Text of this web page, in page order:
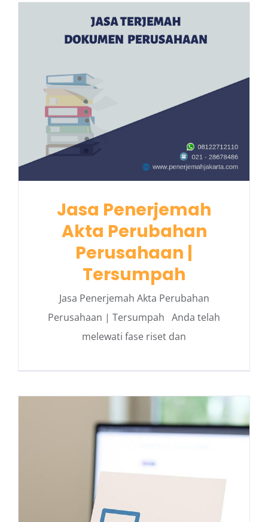
Jasa Penerjemah
Akta Perubahan
Perusahaan |
Tersumpah
Jasa Penerjemah Akta Perubahan
Perusahaan | Tersumpah Anda telah
melewati fase riset dan